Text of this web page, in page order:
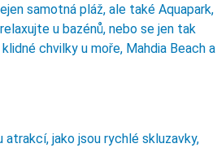
samotná pláž, ale také Aquapark,
u bazénů, nebo se jen tak
chvilky u moře, Mahdia Beach a
atrakcí, jako jsou rychlé skluzavky,